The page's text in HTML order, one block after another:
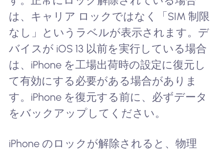
は、キャリア ロックではなく「SIM 制限
なし」というラベルが表示されます。デ
バイスが iOS 13 以前を実行している場合
は、iPhone を工場出荷時の設定に復元し
て有効にする必要がある場合がありま
す。iPhone を復元する前に、必ずデータ
をバックアップしてください。
iPhone のロックが解除されると、物理